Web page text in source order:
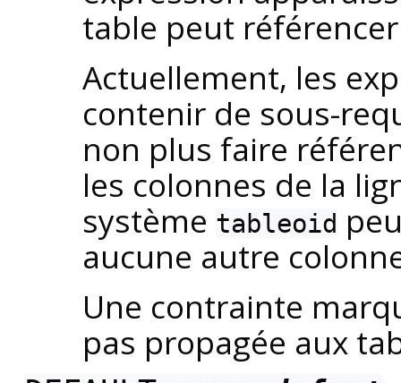
table peut
Actuellement, les
contenir de sous-
non plus faire
les colonnes de la
système tableoid
aucune autre
Une contrainte
pas propagée aux